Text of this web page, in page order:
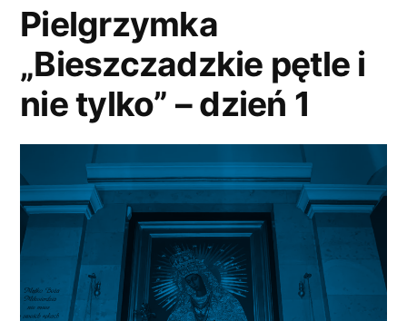
Pielgrzymka
„Bieszczadzkie pętle i
nie tylko” – dzień 1